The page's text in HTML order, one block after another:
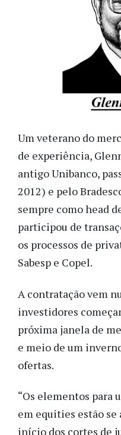
Um veterano do
de experiência,
antigo Unibanco,
2012) e pelo
sempre como head
participou de
os processos de
Sabesp e Copel.
A contratação vem
investidores
próxima janela de
e meio de um
ofertas.
“Os elementos para
em equities estão
início dos cortes de